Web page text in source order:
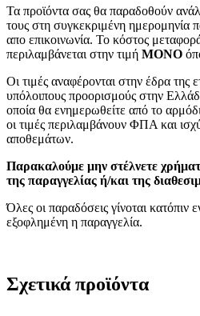
Τα προϊόντα σας θα παραδοθούν
τους στη συγκεκριμένη
απο επικοινωνία. Το κόστος
περιλαμβάνεται στην τιμή MONO
Οι τιμές αναφέρονται στην έδρα της
υπόλοιπους προορισμούς στην
οποία θα ενημερωθείτε από το
οι τιμές περιλαμβάνουν ΦΠΑ και
αποθεμάτων.
Παρακαλούμε μην στέλνετε
της παραγγελίας ή/και της
Όλες οι παραδόσεις γίνοται κατόπιν
εξοφλημένη η παραγγελία.
Σχετικά προϊόντα